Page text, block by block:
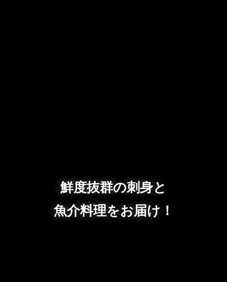
鮮度抜群の刺身と
魚介料理をお届け！